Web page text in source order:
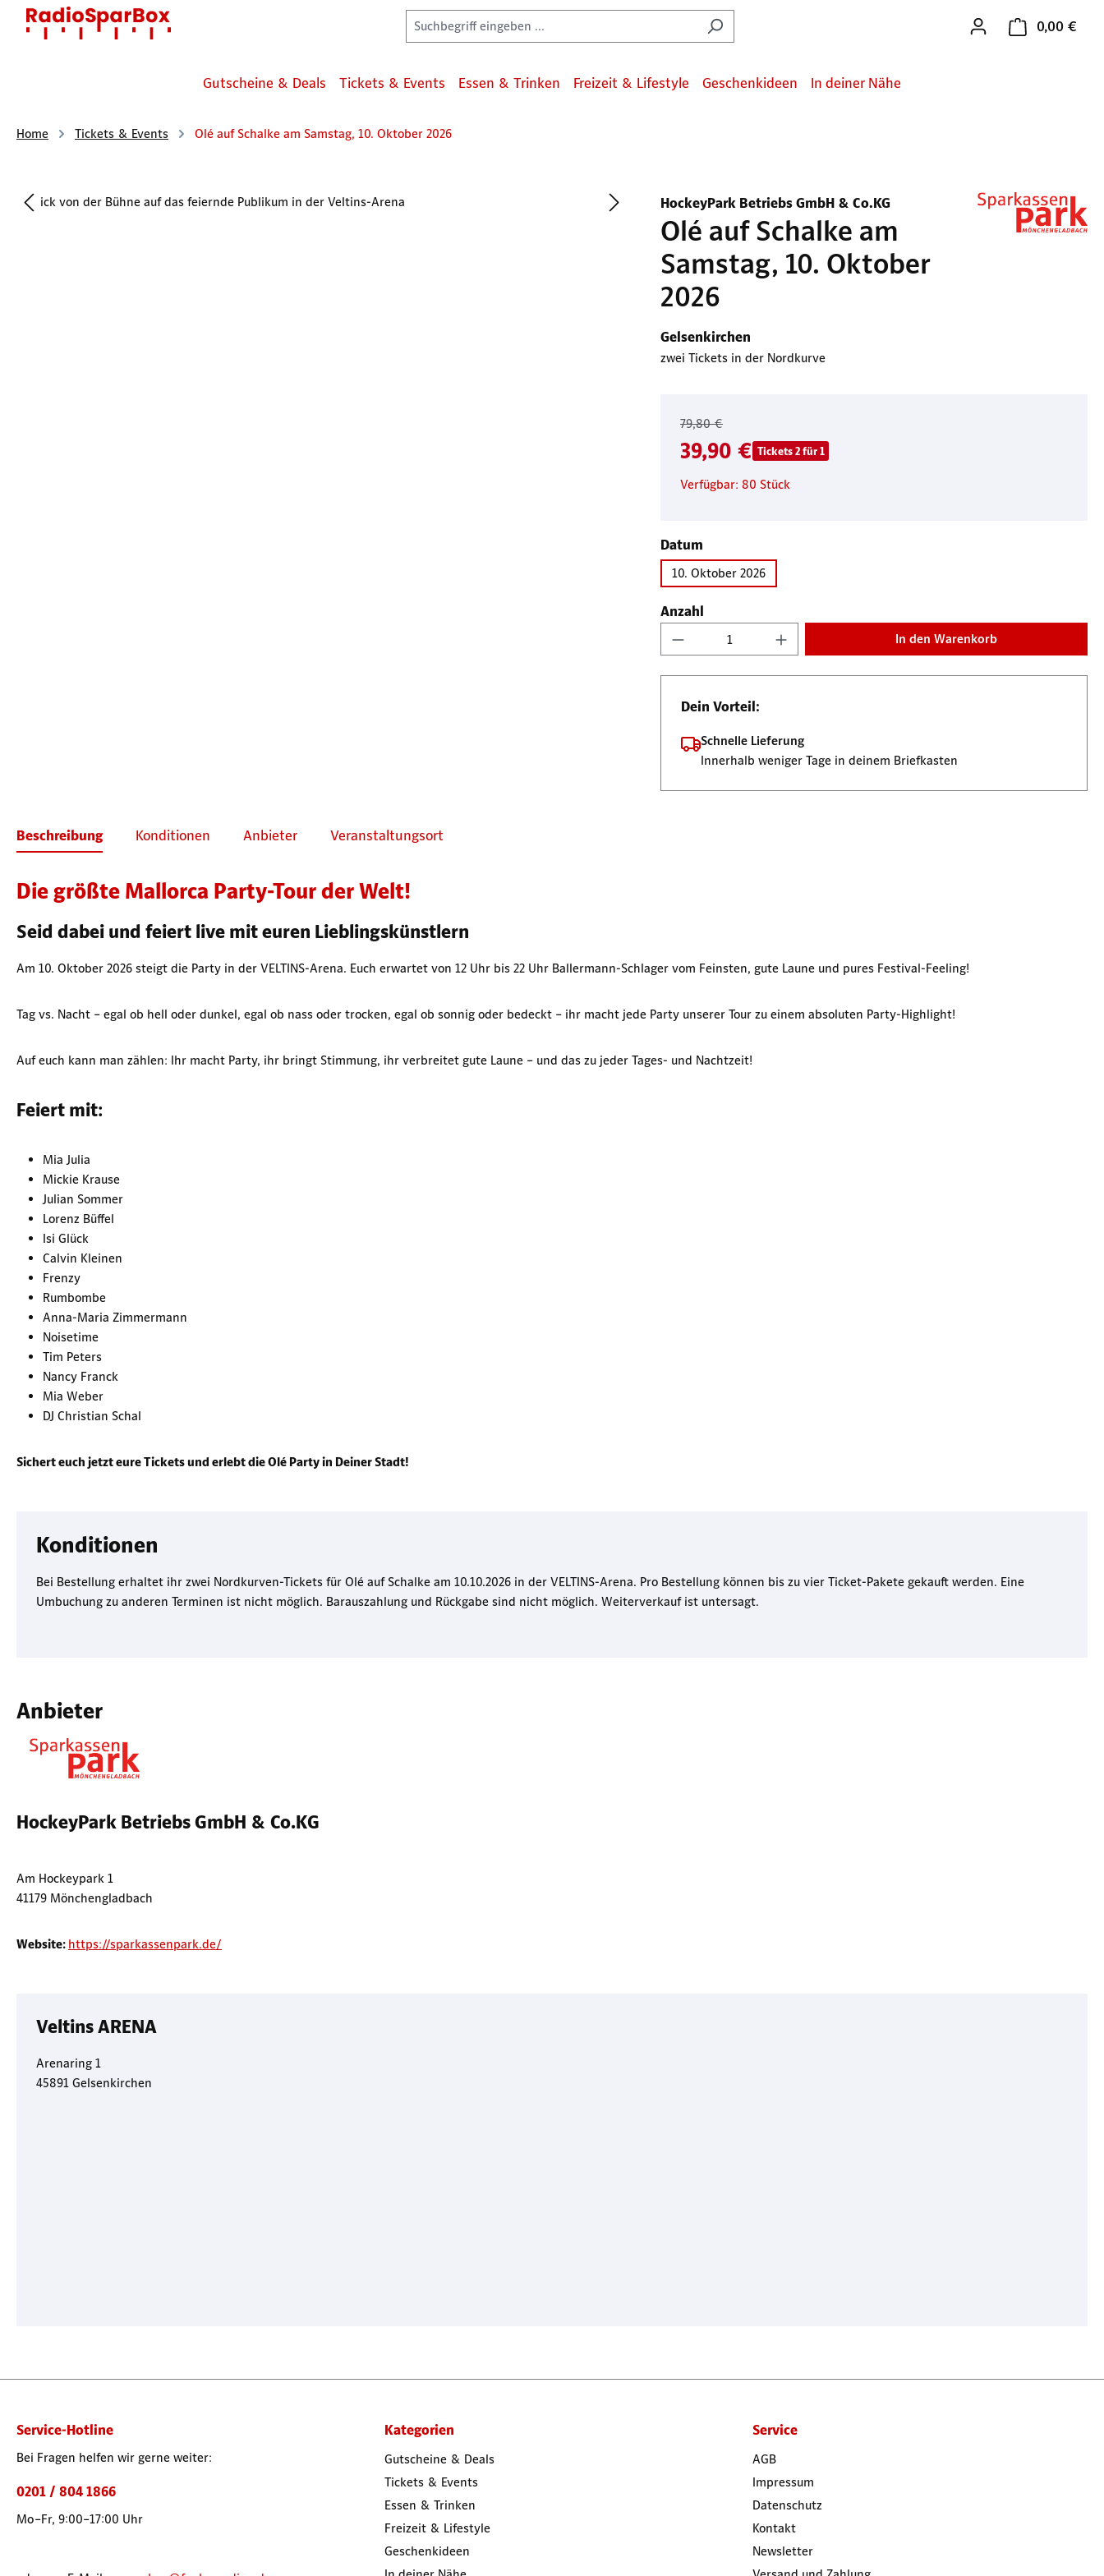
Hauptinhalt springen
Zur Suche springen
Zur Hauptnavigation springen 0,00 €
Gutscheine & Deals Tickets & Events Essen & Trinken Freizeit & Lifestyle Geschenkideen In deiner Nähe
Home Tickets & Events Olé auf Schalke am Samstag, 10. Oktober 2026
Bildergalerie überspringen HockeyPark Betriebs GmbH & Co.KG
Olé auf Schalke am
Samstag, 10. Oktober
2026
Gelsenkirchen
zwei Tickets in der Nordkurve
79,80 €
39,90 € Tickets 2 für 1
Verfügbar: 80 Stück
Datum
10. Oktober 2026
Anzahl
Produkt Anzahl: Gib den gewünschten Wert ein
In den Warenkorb
Dein Vorteil:
Schnelle Lieferung
Innerhalb weniger Tage in deinem Briefkasten
Beschreibung Konditionen Anbieter Veranstaltungsort
Die größte Mallorca Party-Tour der Welt!
Seid dabei und feiert live mit euren Lieblingskünstlern
Am 10. Oktober 2026 steigt die Party in der VELTINS-Arena. Euch erwartet von 12 Uhr bis 22 Uhr Ballermann-Schlager vom Feinsten, gute Laune und pures Festival-Feeling!
Tag vs. Nacht – egal ob hell oder dunkel, egal ob nass oder trocken, egal ob sonnig oder bedeckt – ihr macht jede Party unserer Tour zu einem absoluten Party-Highlight!
Auf euch kann man zählen: Ihr macht Party, ihr bringt Stimmung, ihr verbreitet gute Laune – und das zu jeder Tages- und Nachtzeit!
Feiert mit:
Mia Julia
Mickie Krause
Julian Sommer
Lorenz Büffel
Isi Glück
Calvin Kleinen
Frenzy
Rumbombe
Anna-Maria Zimmermann
Noisetime
Tim Peters
Nancy Franck
Mia Weber
DJ Christian Schal
Sichert euch jetzt eure Tickets und erlebt die Olé Party in Deiner Stadt!
Konditionen
Bei Bestellung erhaltet ihr zwei Nordkurven-Tickets für Olé auf Schalke am 10.10.2026 in der VELTINS-Arena. Pro Bestellung können bis zu vier Ticket-Pakete gekauft werden. Eine
Umbuchung zu anderen Terminen ist nicht möglich. Barauszahlung und Rückgabe sind nicht möglich. Weiterverkauf ist untersagt.
Anbieter
HockeyPark Betriebs GmbH & Co.KG
Am Hockeypark 1
41179 Mönchengladbach
Website: https://sparkassenpark.de/
Veltins ARENA
Arenaring 1
45891 Gelsenkirchen
Service-Hotline
Bei Fragen helfen wir gerne weiter:
0201 / 804 1866
Mo–Fr, 9:00–17:00 Uhr
Kategorien
Gutscheine & Deals
Tickets & Events
Essen & Trinken
Freizeit & Lifestyle
Geschenkideen
Service
AGB
Impressum
Datenschutz
Kontakt
Newsletter